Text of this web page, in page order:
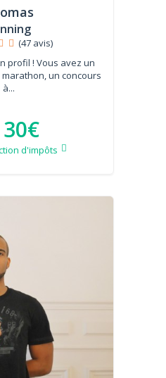
(47 avis)
profil ! Vous avez un
un concours
à...
30€
d'impôts